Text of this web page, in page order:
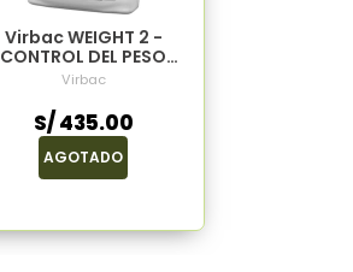
Virbac WEIGHT 2 -
CONTROL DEL PESO
CORPORAL 12kg
Virbac
S/ 435.00
AGOTADO